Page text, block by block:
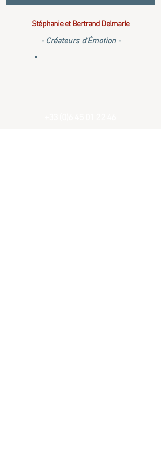
Stéphanie et Bertrand Delmarle
- Créateurs d'Émotion -